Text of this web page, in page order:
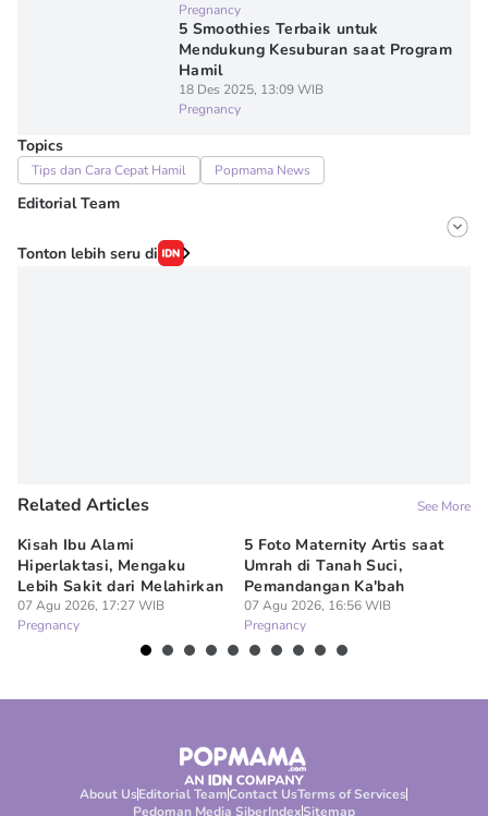
Pregnancy
5 Smoothies Terbaik untuk
Mendukung Kesuburan saat Program
Hamil
18 Des 2025, 13:09 WIB
Pregnancy
Topics
Tips dan Cara Cepat Hamil Popmama News
Editorial Team
Editor
Onic Metheany
Tonton lebih seru di
Related Articles See More
Kisah Ibu Alami
Hiperlaktasi, Mengaku
Lebih Sakit dari Melahirkan
07 Agu 2026, 17:27 WIB
Pregnancy
5 Foto Maternity Artis saat
Umrah di Tanah Suci,
Pemandangan Ka'bah
07 Agu 2026, 16:56 WIB
Pregnancy
About UsEditorial TeamContact UsTerms of Services
Pedoman Media SiberIndexSitemap